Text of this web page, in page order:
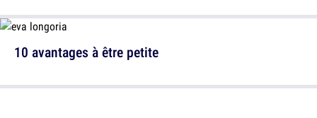
10 avantages à être petite